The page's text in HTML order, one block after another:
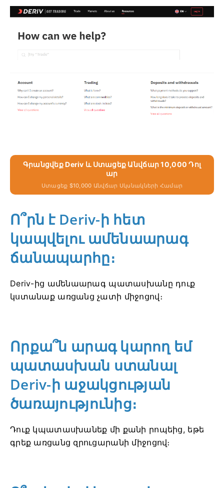
Գրանցվեք Deriv ԵՒ Ստացեք Անվճար 10,000 Դոլ
Ար
Ստացեք $10,000 Անվճար Սկսնակների Համար
Ո՞րն է Deriv-ի հետ
կապվելու ամենաարագ
ճանապարհը։
Deriv-ից ամենաարագ պատասխանը դուք
կստանաք առցանց չատի միջոցով։
Որքա՞ն արագ կարող եմ
պատասխան ստանալ
Deriv-ի աջակցության
ծառայությունից։
Դուք կպատասխանեք մի քանի րոպեից, եթե
գրեք առցանց զրուցարանի միջոցով։